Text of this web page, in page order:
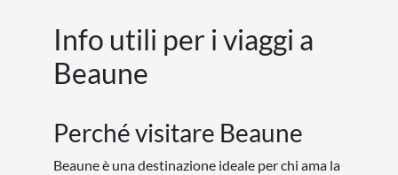
Info utili per i viaggi a
Beaune
Perché visitare Beaune
Beaune è una destinazione ideale per chi ama la